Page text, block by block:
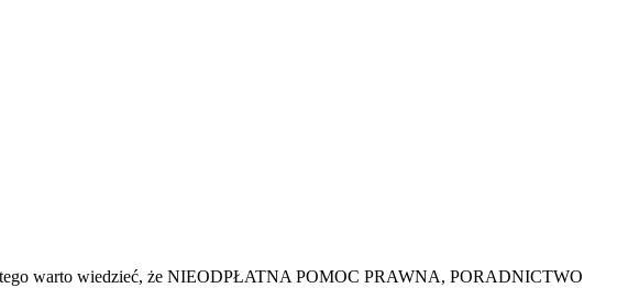
warto wiedzieć, że NIEODPŁATNA POMOC PRAWNA, PORADNICTWO